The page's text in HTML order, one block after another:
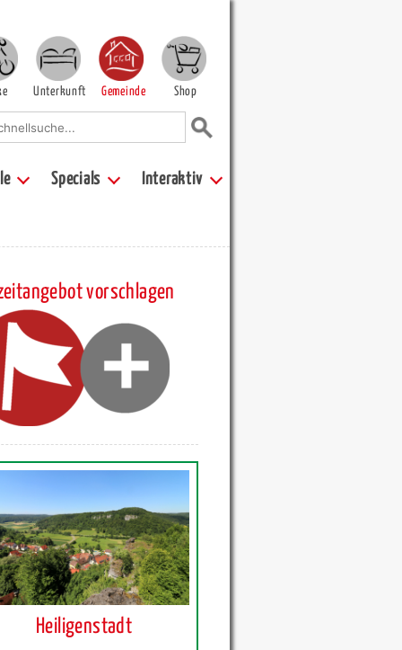
Unterkunft Gemeinde Shop
Specials Interaktiv
vorschlagen
Heiligenstadt